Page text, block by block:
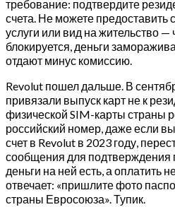
требование: подтвердите
счета. Не можете предоставить
услуги или вид на жительство —
блокируется, деньги
отдают минус комиссию.
Revolut пошел дальше. В
привязали выпуск карт не к
физической SIM-карты страны
российский номер, даже если
счет в Revolut в 2023 году,
сообщения для подтверждения
деньги на ней есть, а оплатить
отвечает: «пришлите фото
страны Евросоюза». Тупик.